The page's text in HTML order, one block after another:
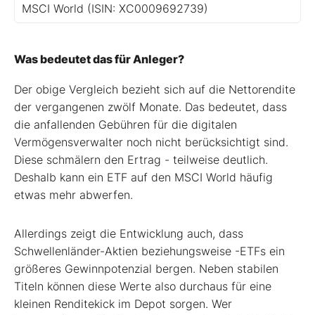
MSCI World (ISIN: XC0009692739)
Was bedeutet das für Anleger?
Der obige Vergleich bezieht sich auf die Nettorendite
der vergangenen zwölf Monate. Das bedeutet, dass
die anfallenden Gebühren für die digitalen
Vermögensverwalter noch nicht berücksichtigt sind.
Diese schmälern den Ertrag - teilweise deutlich.
Deshalb kann ein ETF auf den MSCI World häufig
etwas mehr abwerfen.
Allerdings zeigt die Entwicklung auch, dass
Schwellenländer-Aktien beziehungsweise -ETFs ein
größeres Gewinnpotenzial bergen. Neben stabilen
Titeln können diese Werte also durchaus für eine
kleinen Renditekick im Depot sorgen. Wer